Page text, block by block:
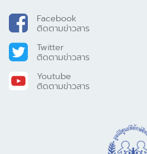
Facebook
ติดตามข่าวสาร
Twitter
ติดตามข่าวสาร
Youtube
ติดตามข่าวสาร